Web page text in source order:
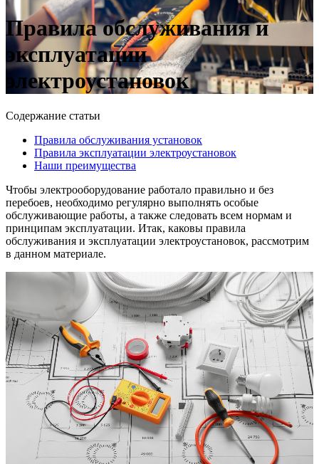
Правила обслуживания и
эксплуатации
электроустановок
Содержание статьи
Правила обслуживания установок
Правила эксплуатации электроустановок
Наши преимущества
Чтобы электрооборудование работало правильно и без
перебоев, необходимо регулярно выполнять особые
обслуживающие работы, а также следовать всем нормам и
принципам эксплуатации. Итак, каковы правила
обслуживания и эксплуатации электроустановок, рассмотрим
в данном материале.